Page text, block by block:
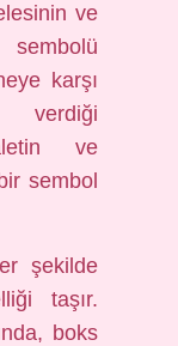
ve
karşı
ve
sembol
şekilde
taşır.
boks